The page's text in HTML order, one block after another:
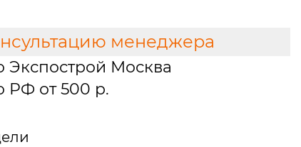
менеджера
Экспострой Москва
РФ от 500 р.